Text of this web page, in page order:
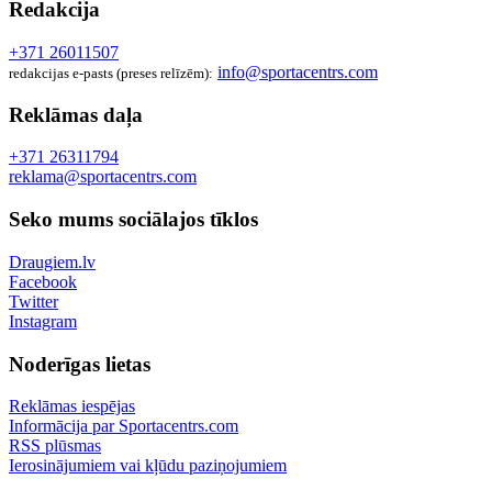
Redakcija
+371 26011507
redakcijas e-pasts (preses relīzēm): info@sportacentrs.com
Reklāmas daļa
+371 26311794
reklama@sportacentrs.com
Seko mums sociālajos tīklos
Draugiem.lv
Facebook
Twitter
Instagram
Noderīgas lietas
Reklāmas iespējas
Informācija par Sportacentrs.com
RSS plūsmas
Ierosinājumiem vai kļūdu paziņojumiem